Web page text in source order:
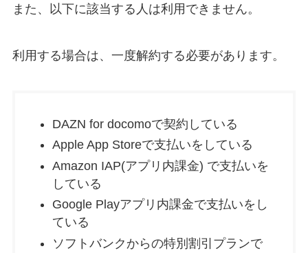
また、以下に該当する人は利用できません。
利用する場合は、一度解約する必要があります。
DAZN for docomoで契約している
Apple App Storeで支払いをしている
Amazon IAP(アプリ内課金) で支払いを
している
​Google Playアプリ内課金で支払いをし
ている
ソフトバンクからの特別割引プランで